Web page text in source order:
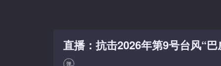
直播：抗击2026年第9号台风“巴